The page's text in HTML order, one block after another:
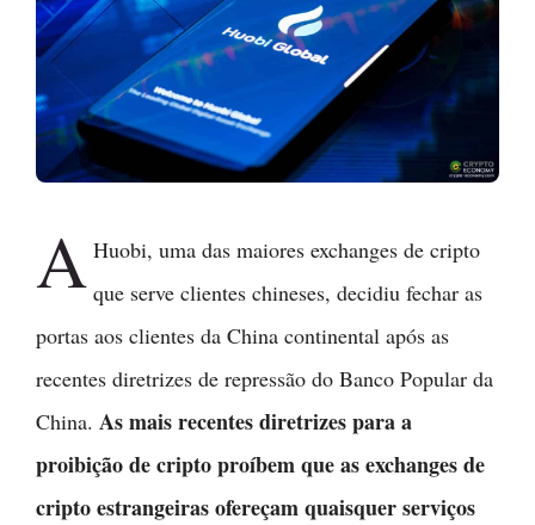
A Huobi, uma das maiores exchanges de cripto
que serve clientes chineses, decidiu fechar as
portas aos clientes da China continental após as
recentes diretrizes de repressão do Banco Popular da
China. As mais recentes diretrizes para a
proibição de cripto proíbem que as exchanges de
cripto estrangeiras ofereçam quaisquer serviços